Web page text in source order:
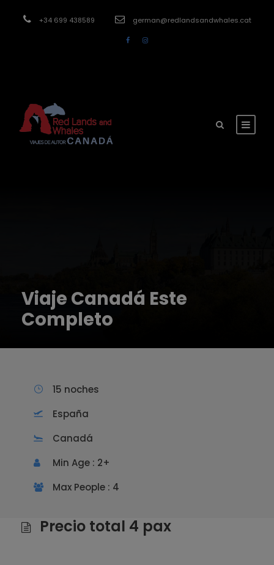
+34 699 438589 german@redlandsandwhales.cat
Viaje Canadá Este
Completo
15 noches
España
Canadá
Min Age : 2+
Max People : 4
Precio total 4 pax